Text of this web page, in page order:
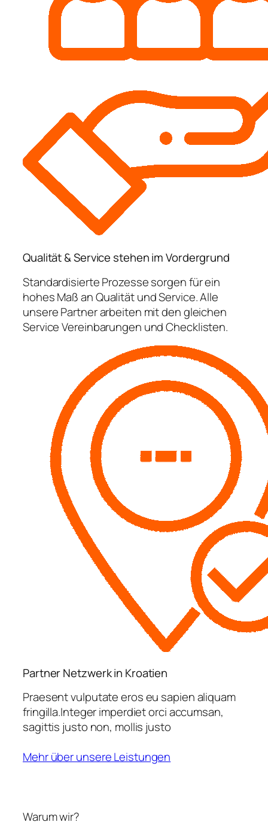
Qualität & Service stehen im Vordergrund
Standardisierte Prozesse sorgen für ein
hohes Maß an Qualität und Service. Alle
unsere Partner arbeiten mit den gleichen
Service Vereinbarungen und Checklisten.
Partner Netzwerk in Kroatien
Praesent vulputate eros eu sapien aliquam
fringilla.Integer imperdiet orci accumsan,
sagittis justo non, mollis justo
Mehr über unsere Leistungen
Warum wir?